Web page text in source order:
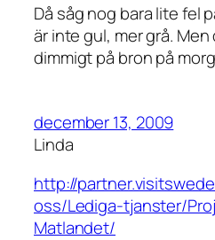
Då såg nog bara lite fel
är inte gul, mer grå.
dimmigt på bron på
december 13, 2009
Linda
http://
oss/Lediga-tjanster/
Matlandet/